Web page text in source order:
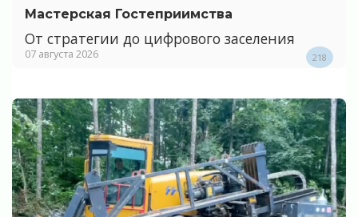
Мастерская Гостеприимства
От стратегии до цифрового заселения
07 августа 2026 218